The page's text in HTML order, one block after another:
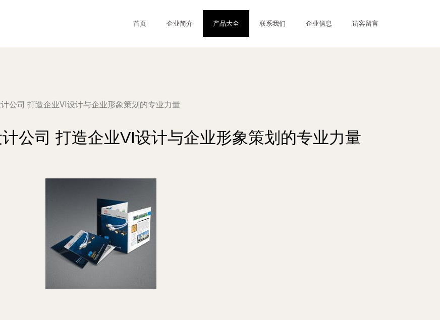
首页 企业简介 产品大全 联系我们 企业信息 访客留言
公司 打造企业VI设计与企业形象策划的专业力量
公司 打造企业VI设计与企业形象策划的专业力量